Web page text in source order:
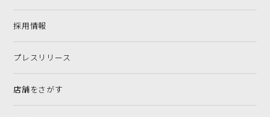
採用情報
プレスリリース
店舗をさがす